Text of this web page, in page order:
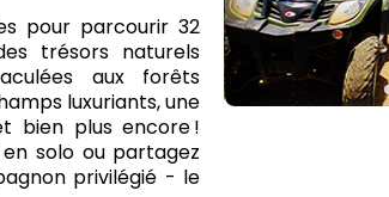
pour parcourir 32
trésors naturels
aux forêts
luxuriants, une
bien plus encore !
solo ou partagez
privilégié - le